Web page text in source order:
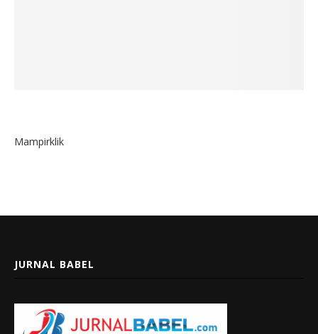
Mampirklik
JURNAL BABEL